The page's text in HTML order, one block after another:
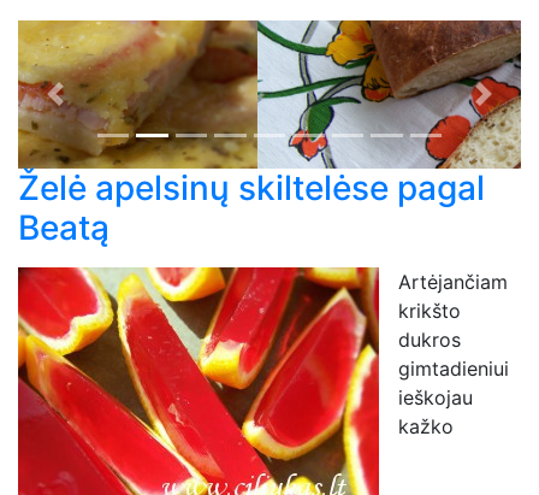
Previous Next
Želė apelsinų skiltelėse pagal
Beatą
Artėjančiam
krikšto
dukros
gimtadieniui
ieškojau
kažko